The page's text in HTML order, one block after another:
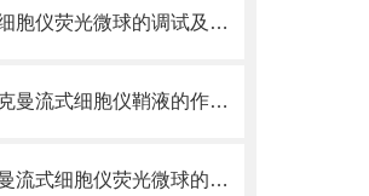
贝克曼流式细胞仪荧光微球的调试及使用
一文详细贝克曼流式细胞仪鞘液的作用原理
你了解贝克曼流式细胞仪荧光微球的制备之怎样的吗